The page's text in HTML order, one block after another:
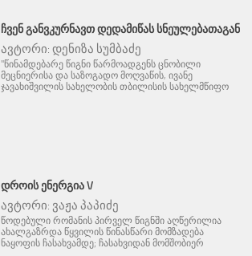
ᲩᲕᲔᲜ ᲒᲐᲜᲕᲙᲣᲠᲜᲐᲕᲗ ᲓᲔᲓᲐᲛᲘᲬᲐᲡ ᲡᲜᲔᲣᲚᲔᲑᲐᲗᲐᲒᲐᲜ
ავტორი: დენიზა სუმბაძე
"წინამდებარე წიგნი წარმოადგენს ცნობილი
მეცნიერისა და საზოგადო მოღვაწის, ივანე
ჯავახიშვილის სახელობის თბილისის სახელმწიფო
ᲓᲠᲝᲘᲡ ᲔᲜᲔᲠᲒᲘᲐ V
ავტორი: ვაჟა პაპიძე
წოდებული რომანის პირველ წიგნში აღწერილია
ახალგაზრდა წყვილის წინასწარი მომზადება
ნაყოფის ჩასახვამდე; ჩასახვიდან მომშობიერ